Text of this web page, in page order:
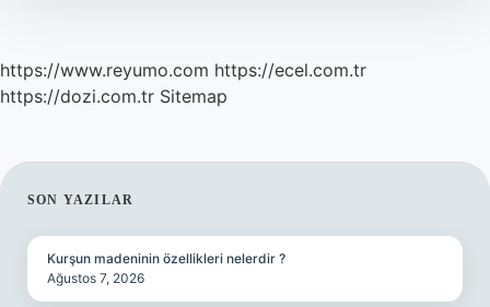
https://www.reyumo.com https://ecel.com.tr
https://dozi.com.tr Sitemap
SIDEBAR
SON YAZILAR
Kurşun madeninin özellikleri nelerdir ?
Ağustos 7, 2026